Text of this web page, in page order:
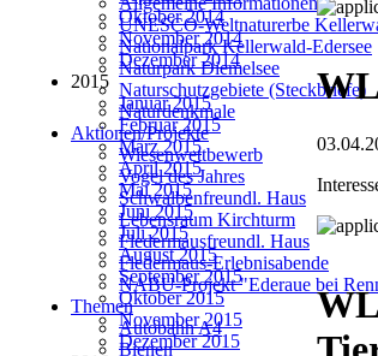
UNESCO-Weltnaturerbe
Nationalpark Kellerwald-Edersee
Naturpark Diemelsee
Naturschutzgebiete (Steckbriefe)
Naturdenkmale
Aktionen/Projekte
Wiesenwettbewerb
Vogel des Jahres
Schwalbenfreundl. Haus
Lebensraum Kirchturm
Fledermausfreundl. Haus
Fledermaus-Erlebnisabende
NABU-Projekt "Ederaue bei
Themen
Autobahn A4
Bienen
Oktober 2014
November 2014
Dezember 2014
2015
Januar 2015
Februar 2015
März 2015
April 2015
Mai 2015
Juni 2015
Juli 2015
August 2015
September 2015
Oktober 2015
November 2015
Dezember 2015